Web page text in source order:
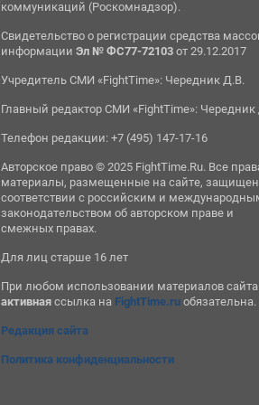
коммуникаций (Роскомнадзор).
Свидетельство о регистрации средства
информацииЭл № ФС77-72103 от 29.12.2017
Учредитель СМИ «FightTime»: Чередник Д.В.
Главный редактор СМИ «FightTime»: Чередник
Телефон редакции: +7 (495) 147-17-16
Авторское право © 2025 FightTime.Ru. Все
материалы, размещенные на сайте,
соответствии с российским и
законодательством об авторском праве и
смежных правах.
Для лиц старше 16 лет
При любом использовании материалов сайта
активная ссылка на FightTime.ru обязательна.
Редакция сайта
Политика конфиденциальности